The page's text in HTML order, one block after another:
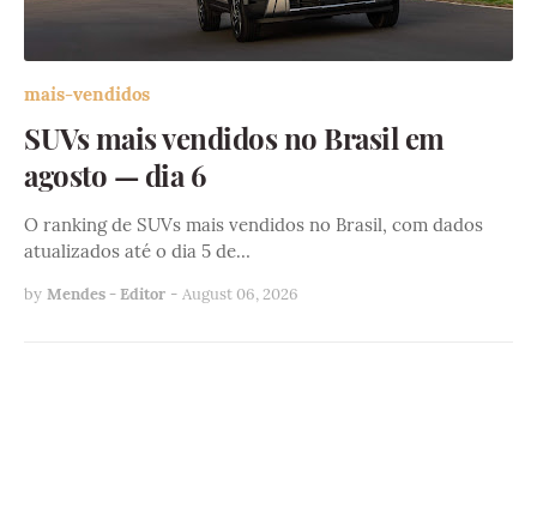
mais-vendidos
SUVs mais vendidos no Brasil em
agosto — dia 6
O ranking de SUVs mais vendidos no Brasil, com dados
atualizados até o dia 5 de…
by Mendes - Editor - August 06, 2026